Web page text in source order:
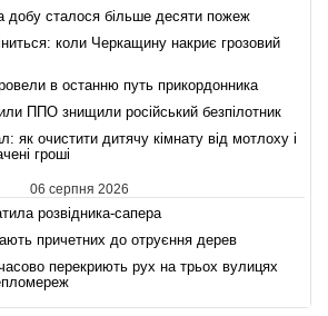
добу сталося більше десяти пожеж
коли Черкащину накриє грозовий
в останню путь прикордонника
ППО знищили російський безпілотник
як очистити дитячу кімнату від мотлоху і
гроші
06 серпня 2026
розвідника-сапера
причетних до отруєння дерев
перекриють рух на трьох вулицях